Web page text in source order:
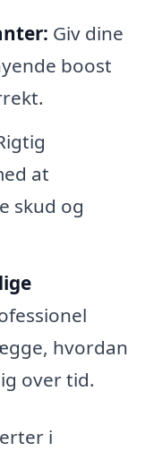
Giv dine
boost
at
skud og
hvordan
over tid.
i